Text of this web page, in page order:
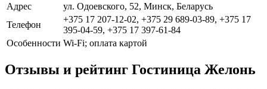
Адрес
ул. Одоевского, 52, Минск, Беларусь
Телефон
+375 17 207-12-02, +375 29 689-03-89, +375 17
395-04-59, +375 17 397-61-84
Особенности Wi-Fi; оплата картой
Отзывы и рейтинг Гостиница Желонь